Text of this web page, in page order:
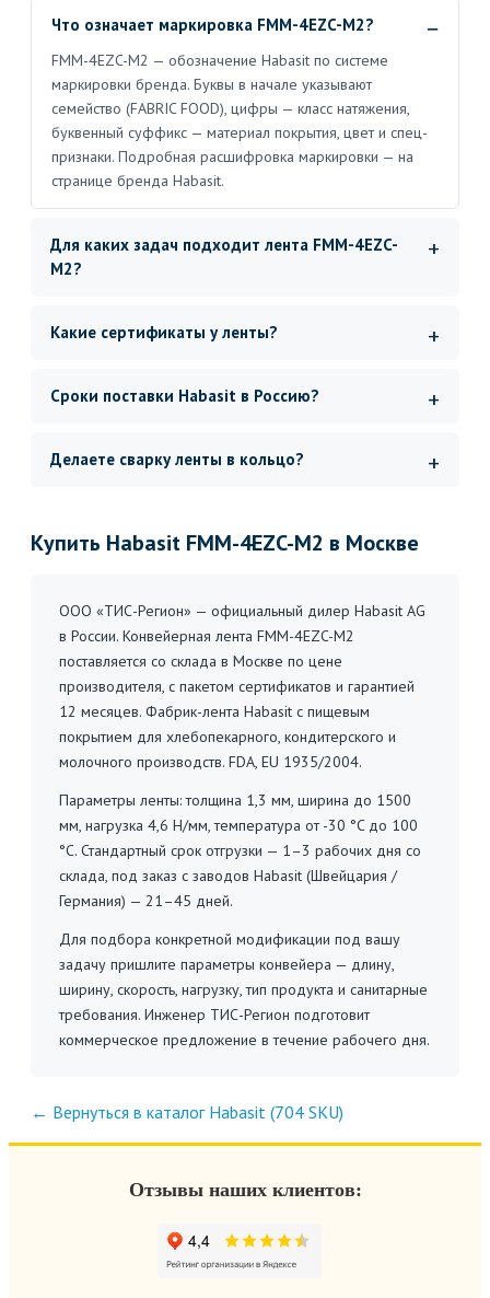
Что означает маркировка FMM-4EZC-M2?
FMM-4EZC-M2 — обозначение Habasit по системе
маркировки бренда. Буквы в начале указывают
семейство (FABRIC FOOD), цифры — класс натяжения,
буквенный суффикс — материал покрытия, цвет и спец-
признаки. Подробная расшифровка маркировки — на
странице бренда Habasit.
Для каких задач подходит лента FMM-4EZC-
M2?
Какие сертификаты у ленты?
Сроки поставки Habasit в Россию?
Делаете сварку ленты в кольцо?
Купить Habasit FMM-4EZC-M2 в Москве
ООО «ТИС-Регион» — официальный дилер Habasit AG
в России. Конвейерная лента FMM-4EZC-M2
поставляется со склада в Москве по цене
производителя, с пакетом сертификатов и гарантией
12 месяцев. Фабрик-лента Habasit с пищевым
покрытием для хлебопекарного, кондитерского и
молочного производств. FDA, EU 1935/2004.
Параметры ленты: толщина 1,3 мм, ширина до 1500
мм, нагрузка 4,6 Н/мм, температура от -30 °C до 100
°C. Стандартный срок отгрузки — 1–3 рабочих дня со
склада, под заказ с заводов Habasit (Швейцария /
Германия) — 21–45 дней.
Для подбора конкретной модификации под вашу
задачу пришлите параметры конвейера — длину,
ширину, скорость, нагрузку, тип продукта и санитарные
требования. Инженер ТИС-Регион подготовит
коммерческое предложение в течение рабочего дня.
← Вернуться в каталог Habasit (704 SKU)
Отзывы наших клиентов: